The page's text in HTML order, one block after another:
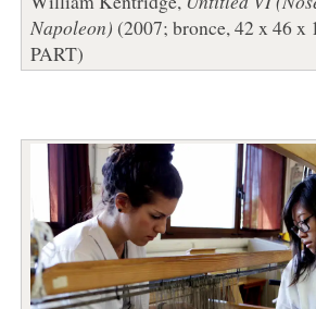
Napoleon) (2007; bronce, 42 x 46 x
PART)